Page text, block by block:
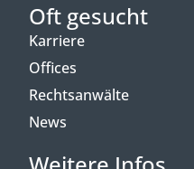
Oft gesucht
Karriere
Offices
Rechtsanwälte
News